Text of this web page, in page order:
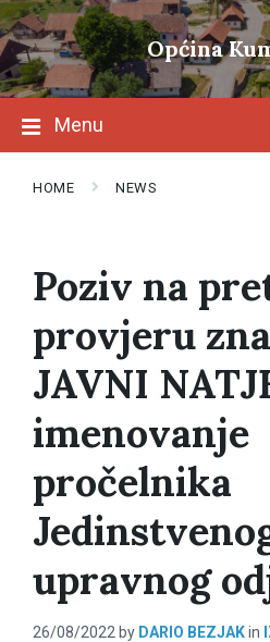
Skip
to
content
Skip
to
main
navigation
Skip
to
footer
Općina
Menu
HOME NEWS
Poziv na
provjeru
JAVNI
imenovanje
pročelnika
upravnog
26/08/2022 by DARIO BEZJAKin